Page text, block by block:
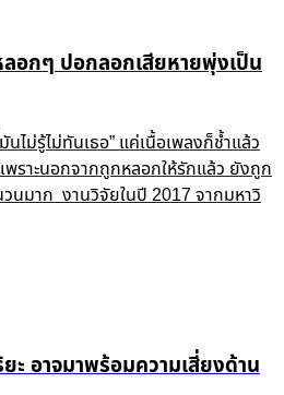
อกๆ ปอกลอกเสียหายพุ่งเป็น
ไม่รู้ไม่ทันเธอ” แค่เนื้อเพลงก็ช้ำแล้ว
พราะนอกจากถูกหลอกให้รักแล้ว ยังถูก
นมาก งานวิจัยในปี 2017 จากมหาวิ
ะ อาจมาพร้อมความเสี่ยงด้าน